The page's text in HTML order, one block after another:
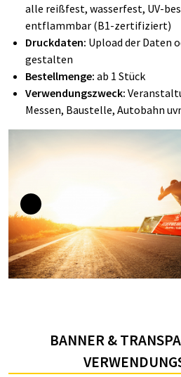
alle reißfest, wasserfest, UV-
entflammbar (B1-zertifiziert)
Druckdaten: Upload der Daten
gestalten
Bestellmenge: ab 1 Stück
Verwendungszweck:
Messen, Baustelle, Autobahn
BANNER &